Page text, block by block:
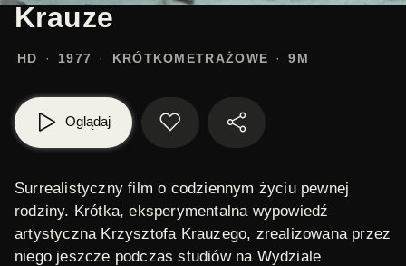
Krauze
HD 1977 KRÓTKOMETRAŻOWE 9M
Oglądaj
Surrealistyczny film o codziennym życiu pewnej
rodziny. Krótka, eksperymentalna wypowiedź
artystyczna Krzysztofa Krauzego, zrealizowana przez
niego jeszcze podczas studiów na Wydziale